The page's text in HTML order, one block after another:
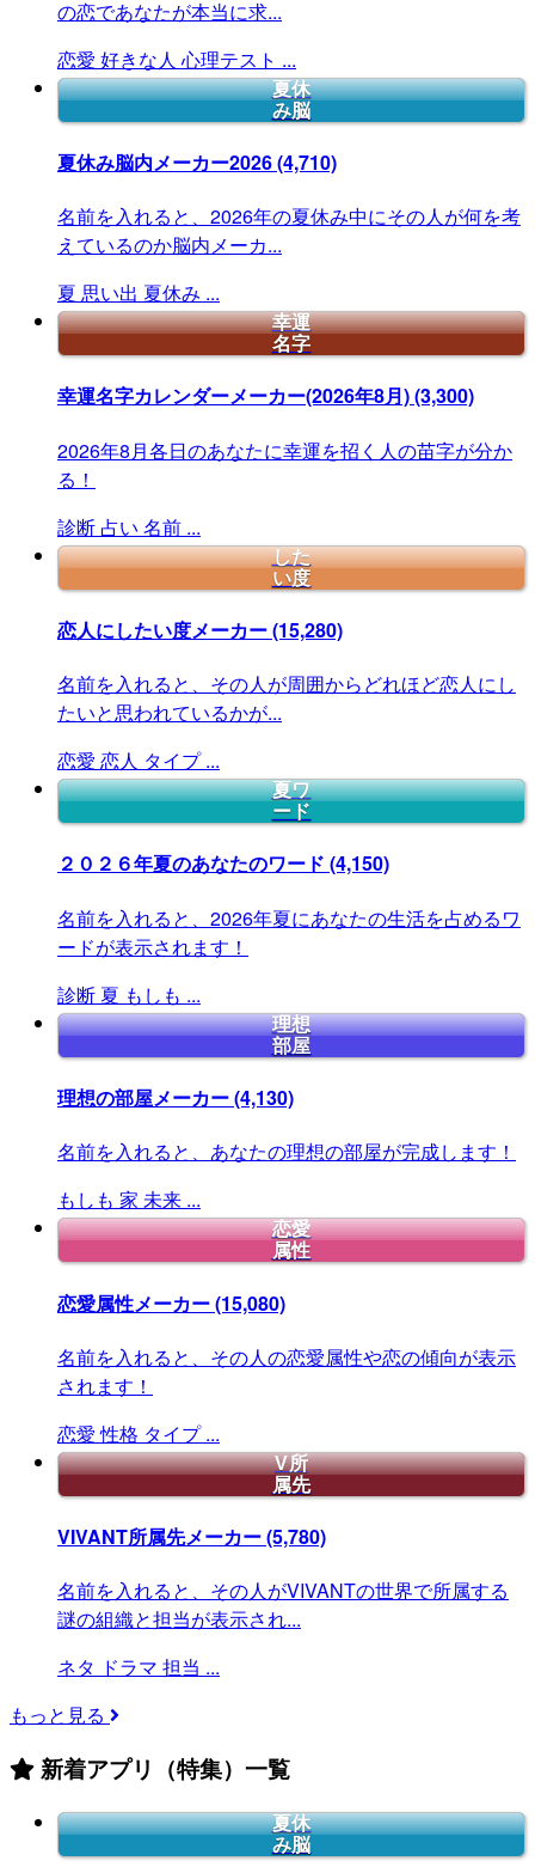
の恋であなたが本当に求...
恋愛 好きな人 心理テスト ...
夏休
み脳
夏休み脳内メーカー2026(4,710)
名前を入れると、2026年の夏休み中にその人が何を考
えているのか脳内メーカ...
夏 思い出 夏休み ...
幸運
名字
幸運名字カレンダーメーカー(2026年8月)(3,300)
2026年8月各日のあなたに幸運を招く人の苗字が分か
る！
診断 占い 名前 ...
した
い度
恋人にしたい度メーカー(15,280)
名前を入れると、その人が周囲からどれほど恋人にし
たいと思われているかが...
恋愛 恋人 タイプ ...
夏ワ
ード
２０２６年夏のあなたのワード (4,150)
名前を入れると、2026年夏にあなたの生活を占めるワ
ードが表示されます！
診断 夏 もしも ...
理想
部屋
理想の部屋メーカー(4,130)
名前を入れると、あなたの理想の部屋が完成します！
もしも 家 未来 ...
恋愛
属性
恋愛属性メーカー(15,080)
名前を入れると、その人の恋愛属性や恋の傾向が表示
されます！
恋愛 性格 タイプ ...
V所
属先
VIVANT所属先メーカー(5,780)
名前を入れると、その人がVIVANTの世界で所属する
謎の組織と担当が表示され...
ネタ ドラマ 担当 ...
もっと見る
新着アプリ（特集）一覧
夏休
み脳